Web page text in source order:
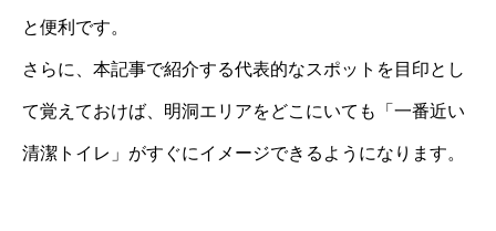
と便利です。
さらに、本記事で紹介する代表的なスポットを目印とし
て覚えておけば、明洞エリアをどこにいても「一番近い
清潔トイレ」がすぐにイメージできるようになります。